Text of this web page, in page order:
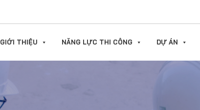
GIỚI THIỆU NĂNG LỰC THI CÔNG DỰ ÁN